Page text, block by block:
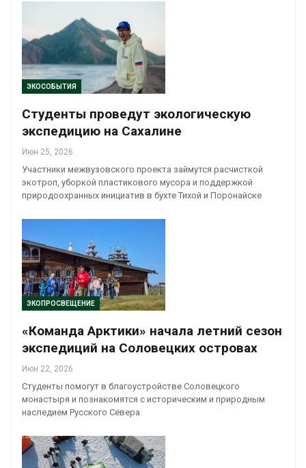
ЭКОСОБЫТИЯ
Студенты проведут экологическую
экспедицию на Сахалине
Июн 25, 2026
Участники межвузовского проекта займутся расчисткой
экотроп, уборкой пластикового мусора и поддержкой
природоохранных инициатив в бухте Тихой и Поронайске
ЭКОПРОСВЕЩЕНИЕ
«Команда Арктики» начала летний сезон
экспедиций на Соловецких островах
Июн 22, 2026
Студенты помогут в благоустройстве Соловецкого
монастыря и познакомятся с историческим и природным
наследием Русского Севера